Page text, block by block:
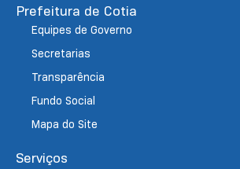
Prefeitura de Cotia
Equipes de Governo
Secretarias
Transparência
Fundo Social
Mapa do Site
Serviços